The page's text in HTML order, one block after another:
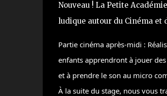
Nouveau ! La Petite
ludique autour du Cinéma et
Partie cinéma après-midi :
enfants apprendront à jouer
et à prendre le son au micro
À la suite du stage, nous vous